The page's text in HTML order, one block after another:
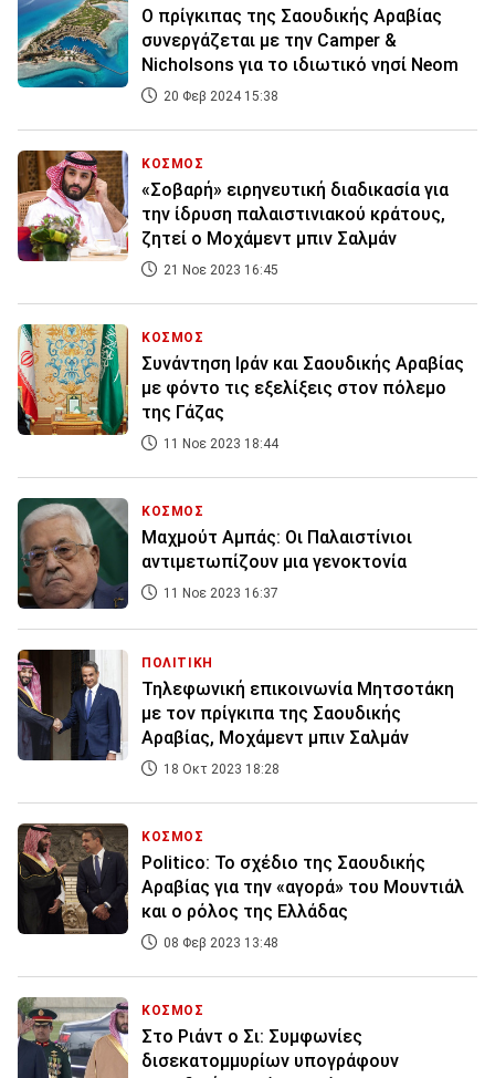
Ο πρίγκιπας της Σαουδικής Αραβίας
συνεργάζεται με την Camper &
Nicholsons για το ιδιωτικό νησί Neom
20 Φεβ 2024 15:38
ΚΟΣΜΟΣ
«Σοβαρή» ειρηνευτική διαδικασία για
την ίδρυση παλαιστινιακού κράτους,
ζητεί ο Μοχάμεντ μπιν Σαλμάν
21 Νοε 2023 16:45
ΚΟΣΜΟΣ
Συνάντηση Ιράν και Σαουδικής Αραβίας
με φόντο τις εξελίξεις στον πόλεμο
της Γάζας
11 Νοε 2023 18:44
ΚΟΣΜΟΣ
Μαχμούτ Αμπάς: Οι Παλαιστίνιοι
αντιμετωπίζουν μια γενοκτονία
11 Νοε 2023 16:37
ΠΟΛΙΤΙΚΗ
Τηλεφωνική επικοινωνία Μητσοτάκη
με τον πρίγκιπα της Σαουδικής
Αραβίας, Μοχάμεντ μπιν Σαλμάν
18 Οκτ 2023 18:28
ΚΟΣΜΟΣ
Politico: Το σχέδιο της Σαουδικής
Αραβίας για την «αγορά» του Μουντιάλ
και ο ρόλος της Ελλάδας
08 Φεβ 2023 13:48
ΚΟΣΜΟΣ
Στο Ριάντ ο Σι: Συμφωνίες
δισεκατομμυρίων υπογράφουν